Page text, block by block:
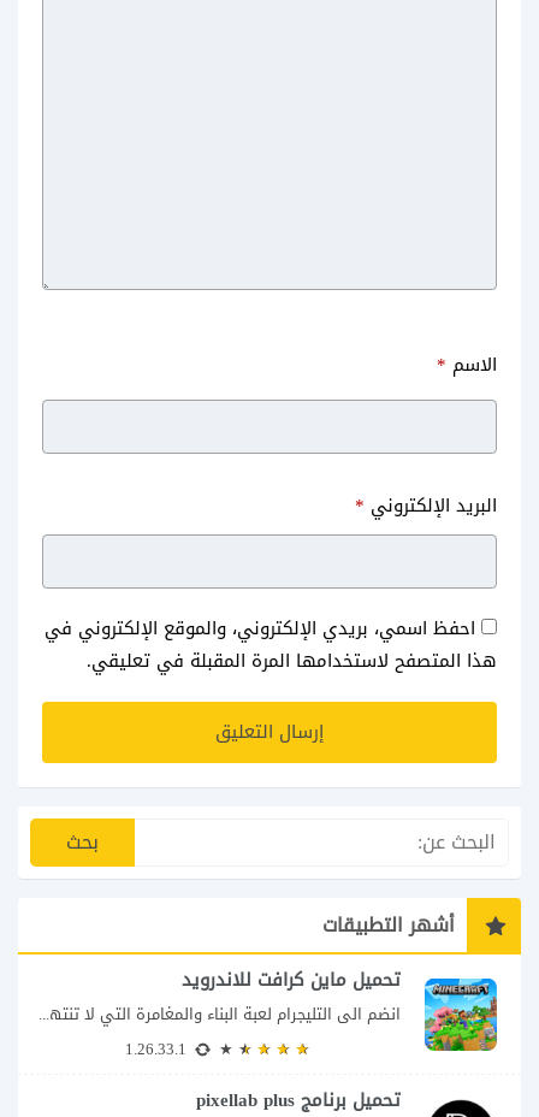
الاسم *
البريد الإلكتروني *
احفظ اسمي، بريدي الإلكتروني، والموقع الإلكتروني في
هذا المتصفح لاستخدامها المرة المقبلة في تعليقي.
أشهر التطبيقات
تحميل ماين كرافت للاندرويد
انضم الى التليجرام لعبة البناء والمغامرة التي لا تنتهي Minecraft إذا كنت تبحث عن...
تحميل برنامج pixellab plus